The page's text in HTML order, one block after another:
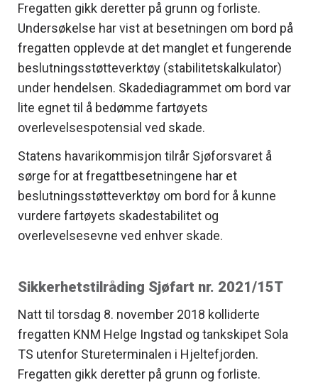
Fregatten gikk deretter på grunn og forliste.
Undersøkelse har vist at besetningen om bord på
fregatten opplevde at det manglet et fungerende
beslutningsstøtteverktøy (stabilitetskalkulator)
under hendelsen. Skadediagrammet om bord var
lite egnet til å bedømme fartøyets
overlevelsespotensial ved skade.
Statens havarikommisjon tilrår Sjøforsvaret å
sørge for at fregattbesetningene har et
beslutningsstøtteverktøy om bord for å kunne
vurdere fartøyets skadestabilitet og
overlevelsesevne ved enhver skade.
Sikkerhetstilråding Sjøfart nr. 2021/15T
Natt til torsdag 8. november 2018 kolliderte
fregatten KNM Helge Ingstad og tankskipet Sola
TS utenfor Stureterminalen i Hjeltefjorden.
Fregatten gikk deretter på grunn og forliste.